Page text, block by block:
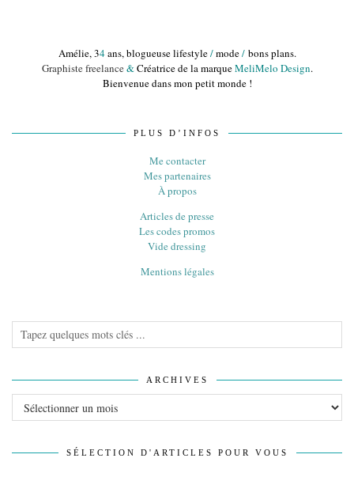
Amélie, 34ans, blogueuse lifestyle/mode/bons plans.
Graphiste freelance&Créatrice de la marqueMeliMelo Design.
Bienvenue dans mon petit monde !
PLUS D’INFOS
Me contacter
Mes partenaires
À propos
Articles de presse
Les codes promos
Vide dressing
Mentions légales
ARCHIVES
SÉLECTION D'ARTICLES POUR VOUS